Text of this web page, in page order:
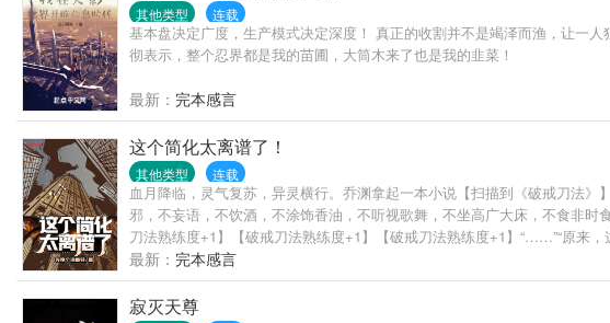
其他类型 连载
基本盘决定广度，生产模式决定深度！ 真正的收割并不是竭泽而渔，让一
彻表示，整个忍界都是我的苗圃，大筒木来了也是我的韭菜！
最新： 完本感言
这个简化太离谱了！
其他类型 连载
血月降临，灵气复苏，异灵横行。乔渊拿起一本小说【扫描到《破戒刀法
邪，不妄语，不饮酒，不涂饰香油，不听视歌舞，不坐高广大床，不食
刀法熟练度+1】【破戒刀法熟练度+1】【破戒刀法熟练度+1】“……”“原来，
最新： 完本感言
寂灭天尊